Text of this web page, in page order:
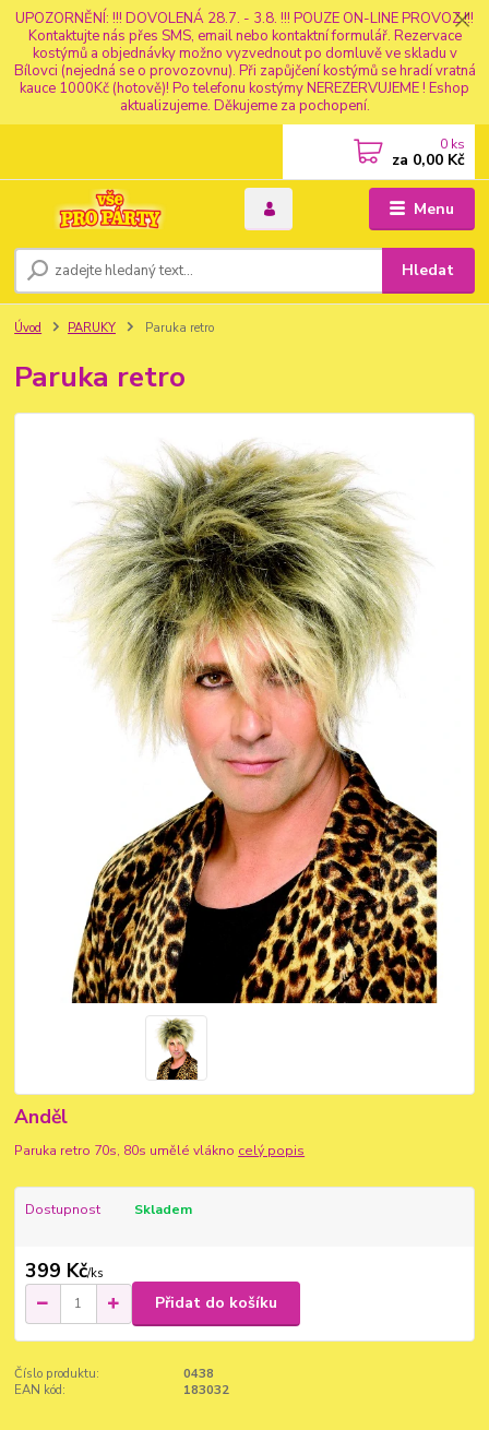
UPOZORNĚNÍ: !!! DOVOLENÁ 28.7. - 3.8. !!! POUZE ON-LINE PROVOZ !!!
Kontaktujte nás přes SMS, email nebo kontaktní formulář. Rezervace
kostýmů a objednávky možno vyzvednout po domluvě ve skladu v
Bílovci (nejedná se o provozovnu). Při zapůjčení kostýmů se hradí vratná
kauce 1000Kč (hotově)! Po telefonu kostýmy NEREZERVUJEME ! Eshop
aktualizujeme. Děkujeme za pochopení.
Menu
Hledat
0 ks
za 0,00 Kč
Úvod PARUKY Paruka retro
Paruka retro
Anděl
Paruka retro 70s, 80s umělé vlákno celý popis
Dostupnost Skladem
399 Kč/ks
Přidat do košíku
Číslo produktu:
0438
EAN kód:
183032